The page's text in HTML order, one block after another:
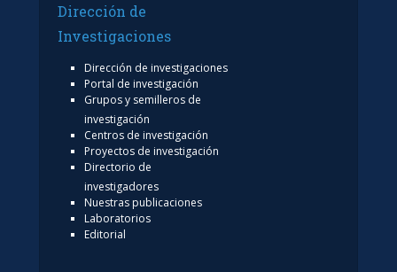
Dirección de
Investigaciones
Dirección de investigaciones
Portal de investigación
Grupos y semilleros de
investigación
Centros de investigación
Proyectos de investigación
Directorio de
investigadores
Nuestras publicaciones
Laboratorios
Editorial